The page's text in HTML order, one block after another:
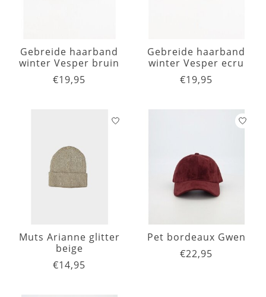
Gebreide haarband
winter Vesper bruin
€19,95
Gebreide haarband
winter Vesper ecru
€19,95
Muts Arianne glitter
beige
€14,95
Pet bordeaux Gwen
€22,95